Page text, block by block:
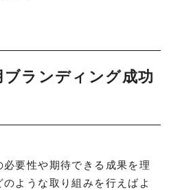
ブランディング成功
要性や期待できる成果を理
ような取り組みを行えばよ